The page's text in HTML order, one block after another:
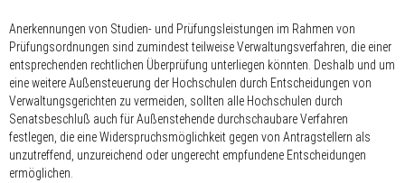
Anerkennungen von Studien- und Prüfungsleistungen im Rahmen von
Prüfungsordnungen sind zumindest teilweise Verwaltungsverfahren, die einer
entsprechenden rechtlichen Überprüfung unterliegen könnten. Deshalb und um
eine weitere Außensteuerung der Hochschulen durch Entscheidungen von
Verwaltungsgerichten zu vermeiden, sollten alle Hochschulen durch
Senatsbeschluß auch für Außenstehende durchschaubare Verfahren
festlegen, die eine Widerspruchsmöglichkeit gegen von Antragstellern als
unzutreffend, unzureichend oder ungerecht empfundene Entscheidungen
ermöglichen.